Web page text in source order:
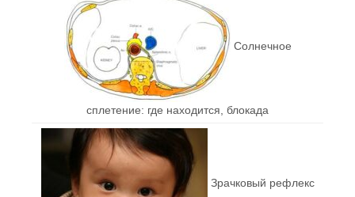
Солнечное
сплетение: где находится, блокада
Зрачковый рефлекс